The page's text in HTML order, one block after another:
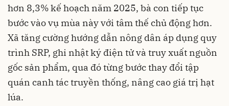
hơn 8,3% kế hoạch năm 2025, bà con tiếp tục
bước vào vụ mùa này với tâm thế chủ động hơn.
Xã tăng cường hướng dẫn nông dân áp dụng quy
trình SRP, ghi nhật ký điện tử và truy xuất nguồn
gốc sản phẩm, qua đó từng bước thay đổi tập
quán canh tác truyền thống, nâng cao giá trị hạt
lúa.